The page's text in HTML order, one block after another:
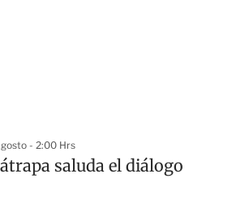
- 2:00 Hrs
saluda el diálogo